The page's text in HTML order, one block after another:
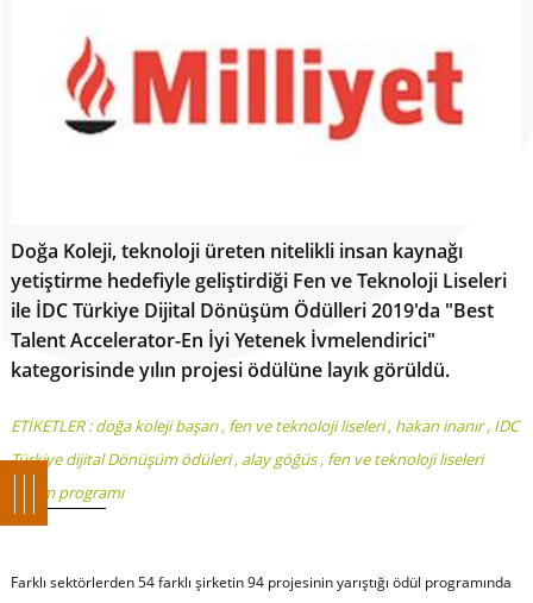
Doğa Koleji, teknoloji üreten nitelikli insan kaynağı
yetiştirme hedefiyle geliştirdiği Fen ve Teknoloji Liseleri
ile İDC Türkiye Dijital Dönüşüm Ödülleri 2019'da "Best
Talent Accelerator-En İyi Yetenek İvmelendirici"
kategorisinde yılın projesi ödülüne layık görüldü.
ETİKETLER :doğa koleji başarı, fen ve teknoloji liseleri, hakan inanır, IDC
Türkiye dijital Dönüşüm ödüleri, alay göğüs, fen ve teknoloji liseleri
eğitim programı
Farklı sektörlerden 54 farklı şirketin 94 projesinin yarıştığı ödül programında